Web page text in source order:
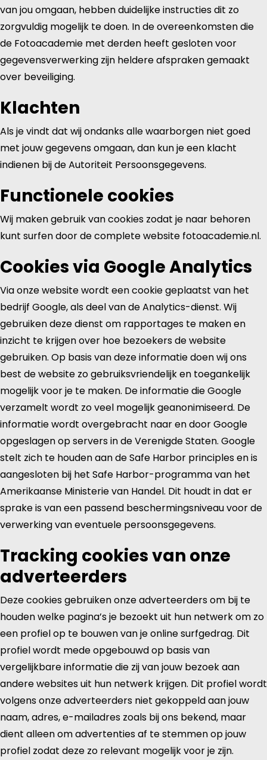
van jou omgaan, hebben duidelijke instructies dit zo
zorgvuldig mogelijk te doen. In de overeenkomsten die
de Fotoacademie met derden heeft gesloten voor
gegevensverwerking zijn heldere afspraken gemaakt
over beveiliging.
Klachten
Als je vindt dat wij ondanks alle waarborgen niet goed
met jouw gegevens omgaan, dan kun je een klacht
indienen bij de Autoriteit Persoonsgegevens.
Functionele cookies
Wij maken gebruik van cookies zodat je naar behoren
kunt surfen door de complete website fotoacademie.nl.
Cookies via Google Analytics
Via onze website wordt een cookie geplaatst van het
bedrijf Google, als deel van de Analytics-dienst. Wij
gebruiken deze dienst om rapportages te maken en
inzicht te krijgen over hoe bezoekers de website
gebruiken. Op basis van deze informatie doen wij ons
best de website zo gebruiksvriendelijk en toegankelijk
mogelijk voor je te maken. De informatie die Google
verzamelt wordt zo veel mogelijk geanonimiseerd. De
informatie wordt overgebracht naar en door Google
opgeslagen op servers in de Verenigde Staten. Google
stelt zich te houden aan de Safe Harbor principles en is
aangesloten bij het Safe Harbor-programma van het
Amerikaanse Ministerie van Handel. Dit houdt in dat er
sprake is van een passend beschermingsniveau voor de
verwerking van eventuele persoonsgegevens.
Tracking cookies van onze
adverteerders
Deze cookies gebruiken onze adverteerders om bij te
houden welke pagina’s je bezoekt uit hun netwerk om zo
een profiel op te bouwen van je online surfgedrag. Dit
profiel wordt mede opgebouwd op basis van
vergelijkbare informatie die zij van jouw bezoek aan
andere websites uit hun netwerk krijgen. Dit profiel wordt
volgens onze adverteerders niet gekoppeld aan jouw
naam, adres, e-mailadres zoals bij ons bekend, maar
dient alleen om advertenties af te stemmen op jouw
profiel zodat deze zo relevant mogelijk voor je zijn.